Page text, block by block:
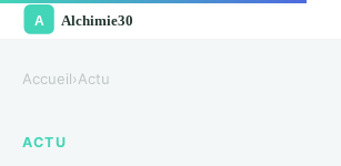
Accueil›Actu
ACTU